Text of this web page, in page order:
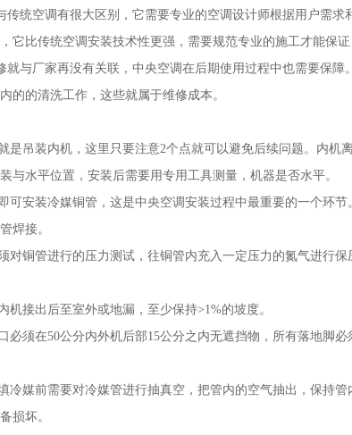
空调有很大区别，它需要专业的空调设计师根据用户需求
它比传统空调安装技术性更强，需要规范专业的施工才能保证
厂家再没有关联，中央空调在后期使用过程中也需要保障
的的清洗工作，这些就属于维修成本。
吊装内机，这里只要注意2个点就可以避免后续问题。内机
与水平位置，安装后需要用专用工具测量，机器是否水平。
安装冷媒铜管，这是中央空调安装过程中最重要的一个环节
焊接。
铜管进行的压力测试，往铜管内充入一定压力的氮气进行保
接出后至室外或地漏，至少保持>1%的坡度。
须在50公分内外机后部15公分之内无遮挡物，所有落地脚必
媒前需要对冷媒管进行抽真空，把管内的空气抽出，保持管
损坏。